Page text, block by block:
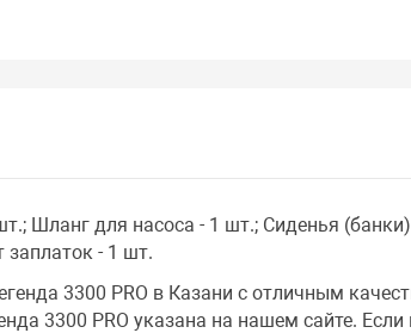
Шланг для насоса - 1 шт.; Сиденья
заплаток - 1 шт.
3300 PRO в Казани с отличным
3300 PRO указана на нашем сайте. Если